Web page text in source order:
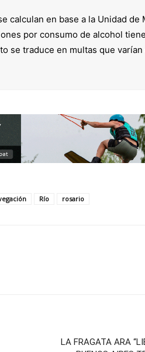
calculan en base a la Unidad de
por consumo de alcohol
se traduce en multas que
Río rosario
LA FRAGATA ARA